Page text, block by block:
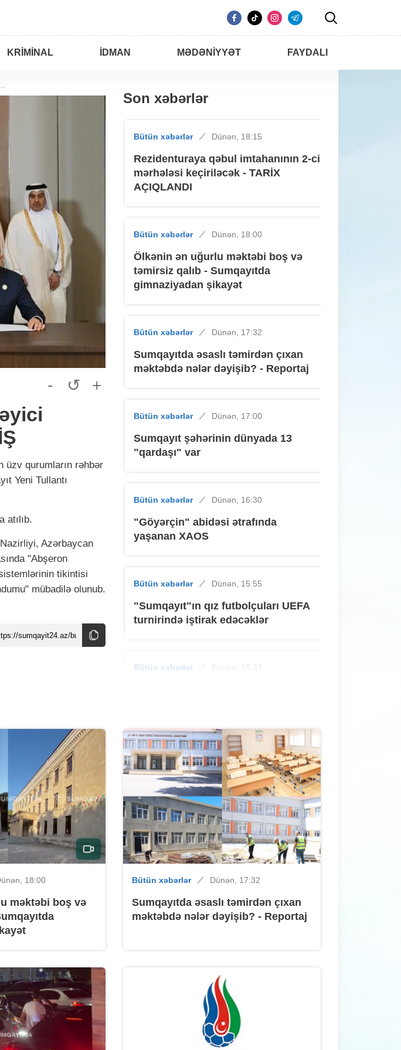
KRIMINAL İDMAN MƏDƏNIYYƏT FAYDALI
- ↺ +
qurumların rəhbər
Yeni Tullantı
atılıb.
Azərbaycan
"Abşeron
tikintisi
mübadilə olunub.
Son xəbərlər
Bütün xəbərlər Dünən, 18:15
Rezidenturaya qəbul imtahanının 2-ci
mərhələsi keçiriləcək - TARİX
AÇIQLANDI
Bütün xəbərlər Dünən, 18:00
Ölkənin ən uğurlu məktəbi boş və
təmirsiz qalıb - Sumqayıtda
gimnaziyadan şikayət
Bütün xəbərlər Dünən, 17:32
Sumqayıtda əsaslı təmirdən çıxan
məktəbdə nələr dəyişib? - Reportaj
Bütün xəbərlər Dünən, 17:00
Sumqayıt şəhərinin dünyada 13
"qardaşı" var
Bütün xəbərlər Dünən, 16:30
"Göyərçin" abidəsi ətrafında
yaşanan XAOS
Bütün xəbərlər Dünən, 15:55
"Sumqayıt"ın qız futbolçuları UEFA
turnirində iştirak edəcəklər
Bütün xəbərlər Dünən, 15:33
Bütün xəbərlər Dünən, 15:03
Sabah çimərliyə getmək istəyənlərin
nəzərinə
Bütün xəbərlər Dünən, 14:40
Sumqayıtda uşaqlar harada
ÜNVANLAR
Dünən, 13:40
"Sumqayıt"ın futbolçuları mövsümün
18:00
məktəbi boş və
Bütün xəbərlər Dünən, 17:32
Sumqayıtda əsaslı təmirdən çıxan
məktəbdə nələr dəyişib? - Reportaj